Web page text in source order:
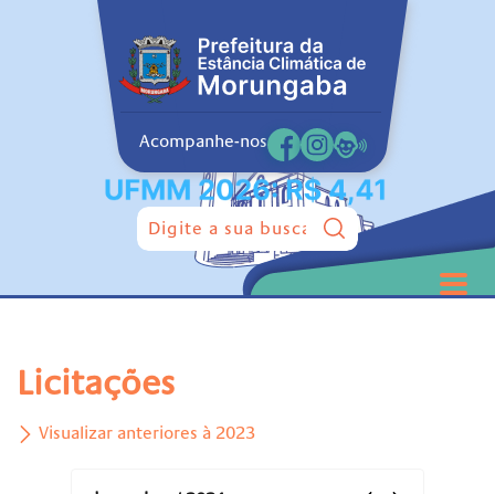
Acompanhe-nos
Pesquisar:
Licitações
Visualizar anteriores à 2023